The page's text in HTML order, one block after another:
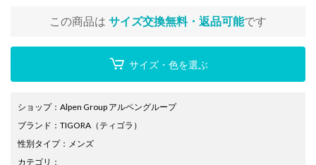
この商品は サイズ交換無料・返品可能です
サイズ・色を選ぶ
ショップ： Alpen Group アルペングループ
ブランド ： TIGORA （ティゴラ）
性別タイプ： メンズ
カテゴリ ：